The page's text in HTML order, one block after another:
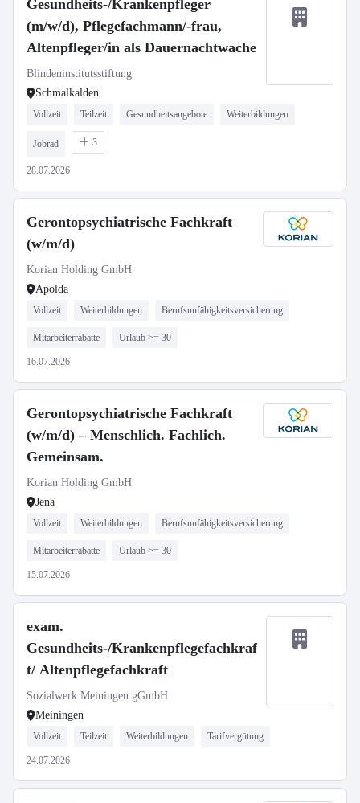
Gesundheits-/Krankenpfleger
(m/w/d), Pflegefachmann/-frau,
Altenpfleger/in als Dauernachtwache
Blindeninstitutsstiftung
Schmalkalden
Vollzeit Teilzeit Gesundheitsangebote Weiterbildungen
Jobrad 3
28.07.2026
Gerontopsychiatrische Fachkraft
(w/m/d)
Korian Holding GmbH
Apolda
Vollzeit Weiterbildungen Berufsunfähigkeitsversicherung
Mitarbeiterrabatte Urlaub >= 30
16.07.2026
Gerontopsychiatrische Fachkraft
(w/m/d) – Menschlich. Fachlich.
Gemeinsam.
Korian Holding GmbH
Jena
Vollzeit Weiterbildungen Berufsunfähigkeitsversicherung
Mitarbeiterrabatte Urlaub >= 30
15.07.2026
exam.
Gesundheits-/Krankenpflegefachkraf
t/ Altenpflegefachkraft
Sozialwerk Meiningen gGmbH
Meiningen
Vollzeit Teilzeit Weiterbildungen Tarifvergütung
24.07.2026